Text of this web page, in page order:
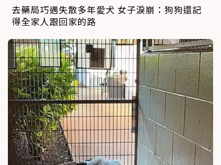
去藥局巧遇失散多年愛犬 女子淚崩：狗狗還記
得全家人跟回家的路